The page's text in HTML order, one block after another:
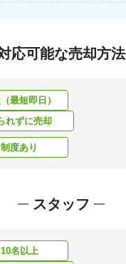
応可能な売却方法
最短即日）
れずに売却
度あり
スタッフ
名以上